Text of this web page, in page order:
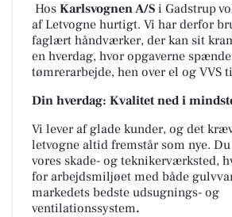
Hos Karlsvognen A/S i Gadstrup
af Letvogne hurtigt. Vi har derfor
faglært håndværker, der kan sit
en hverdag, hvor opgaverne
tømrerarbejde, hen over el og VVS
Din hverdag: Kvalitet ned i
Vi lever af glade kunder, og det
letvogne altid fremstår som nye.
vores skade- og teknikerværksted,
for arbejdsmiljøet med både
markedets bedste udsugnings- og
ventilationssystem.